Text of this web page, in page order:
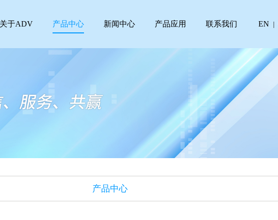
EN
于ADV 产品中心 新闻中心 产品应用 联系我们
产品中心